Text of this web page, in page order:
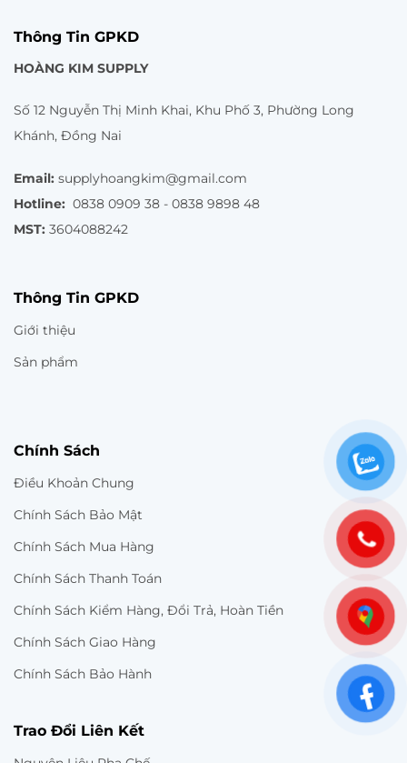
Thông Tin GPKD
HOÀNG KIM SUPPLY
Số 12 Nguyễn Thị Minh Khai, Khu Phố 3, Phường Long
Khánh, Đồng Nai
Email: supplyhoangkim@gmail.com
Hotline: 0838 0909 38 - 0838 9898 48
MST: 3604088242
Thông Tin GPKD
Giới thiệu
Sản phẩm
Chính Sách
Điều Khoản Chung
Chính Sách Bảo Mật
Chính Sách Mua Hàng
Chính Sách Thanh Toán
Chính Sách Kiểm Hàng, Đổi Trả, Hoàn Tiền
Chính Sách Giao Hàng
Chính Sách Bảo Hành
Trao Đổi Liên Kết